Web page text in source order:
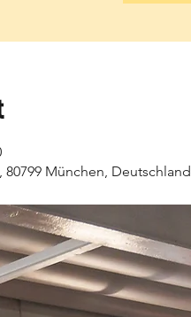
München, Deutschland